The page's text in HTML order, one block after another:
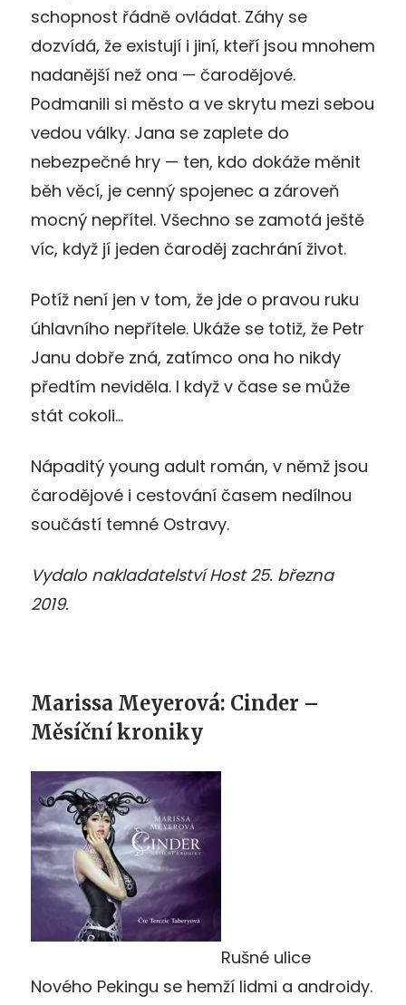
schopnost řádně ovládat. Záhy se
dozvídá, že existují i jiní, kteří jsou mnohem
nadanější než ona — čarodějové.
Podmanili si město a ve skrytu mezi sebou
vedou války. Jana se zaplete do
nebezpečné hry — ten, kdo dokáže měnit
běh věcí, je cenný spojenec a zároveň
mocný nepřítel. Všechno se zamotá ještě
víc, když jí jeden čaroděj zachrání život.
Potíž není jen v tom, že jde o pravou ruku
úhlavního nepřítele. Ukáže se totiž, že Petr
Janu dobře zná, zatímco ona ho nikdy
předtím neviděla. I když v čase se může
stát cokoli…
Nápaditý young adult román, v němž jsou
čarodějové i cestování časem nedílnou
součástí temné Ostravy.
Vydalo nakladatelství Host 25. března
2019.
Marissa Meyerová: Cinder –
Měsíční kroniky
Rušné ulice
Nového Pekingu se hemží lidmi a androidy.